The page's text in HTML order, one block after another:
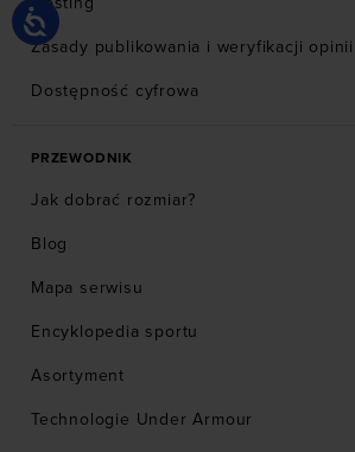
Zasady publikowania i weryfikacji opinii
Dostępność cyfrowa
PRZEWODNIK
Jak dobrać rozmiar?
Blog
Mapa serwisu
Encyklopedia sportu
Asortyment
Technologie Under Armour